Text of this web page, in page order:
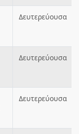
Δευτερεύουσα
Δευτερεύουσα
Δευτερεύουσα